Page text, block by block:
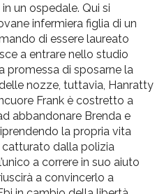
un ospedale. Qui si
infermiera figlia di un
di essere laureato
a entrare nello studio
promessa di sposarne la
nozze, tuttavia, Hanratty
Frank è costretto a
abbandonare Brenda e
la propria vita
catturato dalla polizia
a correre in suo aiuto
a convincerlo a